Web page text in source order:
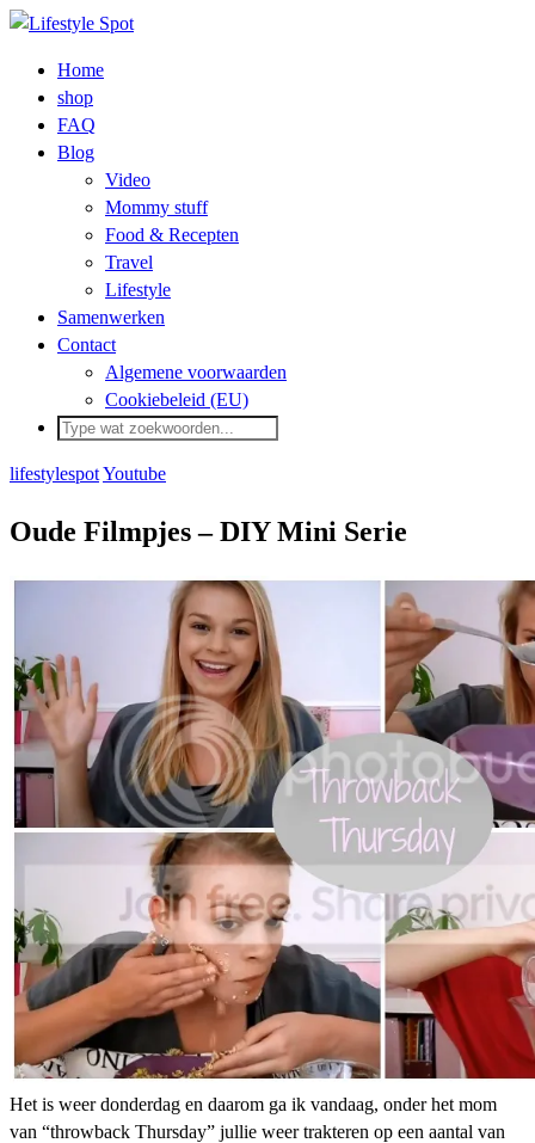
Home
shop
FAQ
Blog
Video
Mommy stuff
Food & Recepten
Travel
Lifestyle
Samenwerken
Contact
Algemene voorwaarden
Cookiebeleid (EU)
lifestylespotYoutube
Oude Filmpjes – DIY Mini Serie
Het is weer donderdag en daarom ga ik vandaag, onder het mom
van “throwback Thursday” jullie weer trakteren op een aantal van